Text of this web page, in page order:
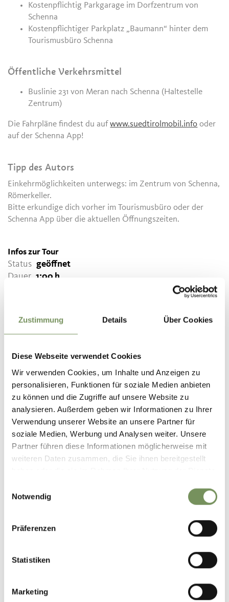
Zustimmung Details Über Cookies
Diese Webseite verwendet Cookies
Wir verwenden Cookies, um Inhalte und Anzeigen zu
personalisieren, Funktionen für soziale Medien anbieten
zu können und die Zugriffe auf unsere Website zu
analysieren. Außerdem geben wir Informationen zu Ihrer
Verwendung unserer Website an unsere Partner für
soziale Medien, Werbung und Analysen weiter. Unsere
Partner führen diese Informationen möglicherweise mit
weiteren Daten zusammen, die Sie ihnen bereitgestellt
Notwendig
Präferenzen
Statistiken
Marketing
Kostenpflichtig Parkgarage im Dorfzentrum von
Schenna
Kostenpflichtiger Parkplatz „Baumann“ hinter dem
Tourismusbüro Schenna
Öffentliche Verkehrsmittel
Buslinie 231 von Meran nach Schenna (Haltestelle
Zentrum)
Die Fahrpläne findest du aufwww.suedtirolmobil.info oder
auf der Schenna App!
Tipp des Autors
Einkehrmöglichkeiten unterwegs: im Zentrum von Schenna,
Römerkeller.
Bitte erkundige dich vorher im Tourismusbüro oder der
Schenna App über die aktuellen Öffnungszeiten.
Infos zur Tour
Status geöffnet
Dauer 1:00 h
30 hm
Höhenmeter bergab
GPX-DATEN DOWNLOADEN
Tourismusverein Schenna
Erzherzog Johann Platz
JA NEIN